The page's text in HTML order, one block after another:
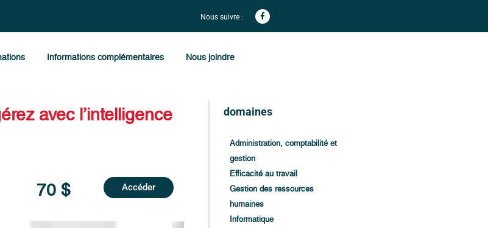
Nous suivre :
Informations complémentaires Nous joindre
avec l’intelligence
70 $ Accéder
domaines
Administration, comptabilité et
gestion
Efficacité au travail
Gestion des ressources
humaines
Informatique